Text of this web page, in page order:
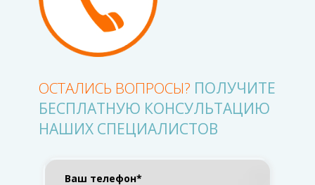
ОСТАЛИСЬ ВОПРОСЫ? ПОЛУЧИТЕ
БЕСПЛАТНУЮ КОНСУЛЬТАЦИЮ
НАШИХ СПЕЦИАЛИСТОВ